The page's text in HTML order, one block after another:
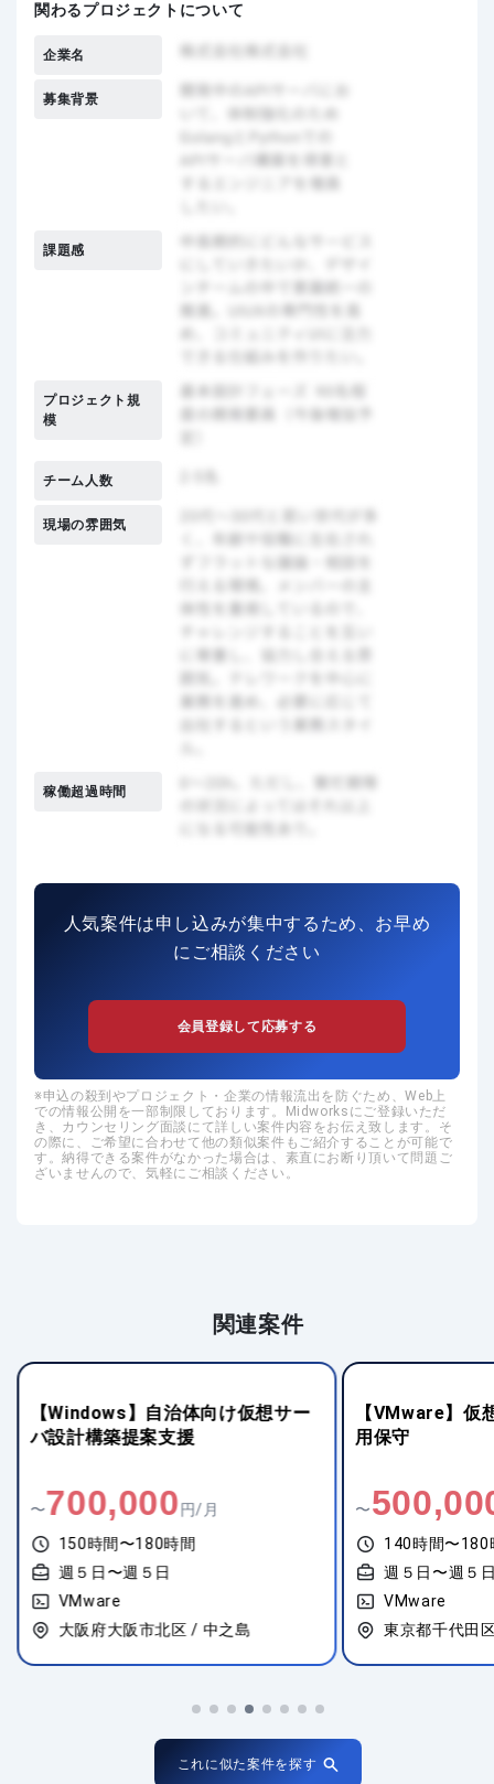
関わるプロジェクトについて
企業名
募集背景
課題感
プロジェクト規
模
チーム人数
現場の雰囲気
稼働超過時間
人気案件は申し込みが集中するため、お早め
にご相談ください
会員登録して応募する
申込の殺到やプロジェクト・企業の情報流出を防ぐため、Web上
での情報公開を一部制限しております。Midworksにご登録いただ
き、カウンセリング面談にて詳しい案件内容をお伝え致します。そ
の際に、ご希望に合わせて他の類似案件もご紹介することが可能で
す。納得できる案件がなかった場合は、素直にお断り頂いて問題ご
ざいませんので、気軽にご相談ください。
関連案件
【Windows】自治体向け仮想サー
バ設計構築提案支援
〜700,000円/月
150時間〜180時間
週５日〜週５日
VMware
大阪府大阪市北区 / 中之島
【VMware】仮
用保守
〜
140時間〜180
週５日〜週５
VMware
東京都千代田
これに似た案件を探す